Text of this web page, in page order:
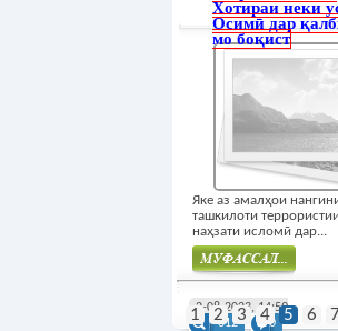
Хотираи неки
Осимӣ дар
мо боқист
Яке аз амалҳои
ташкилоти
наҳзати исломӣ дар...
2-08-2023, 14:59
312
0
1 2 3 4 5 6